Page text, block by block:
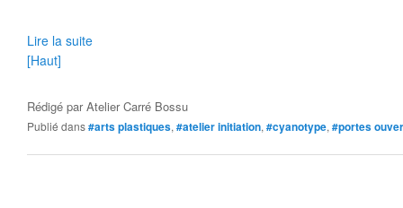
Lire la suite
[Haut]
Rédigé parAtelier Carré Bossu
Publié dans#arts plastiques, #atelier initiation, #cyanotype, #portes